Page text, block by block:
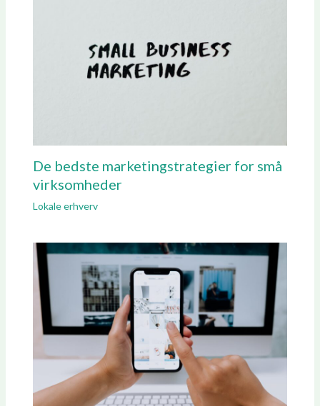
De bedste marketingstrategier for små
virksomheder
Lokale erhverv